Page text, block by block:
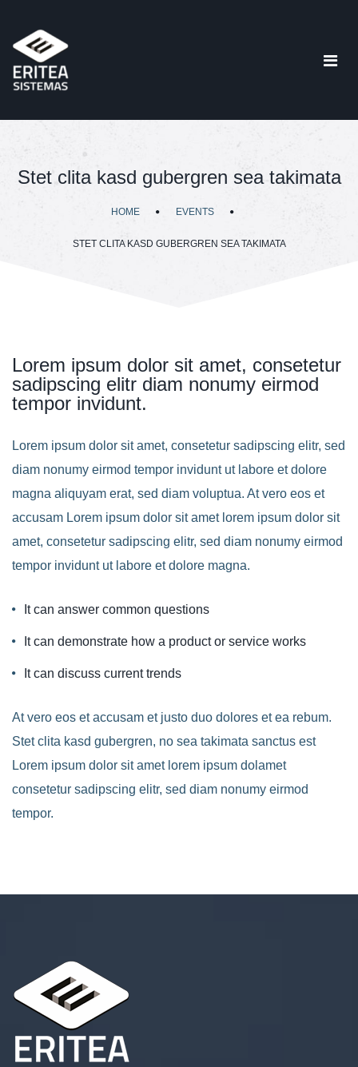
Stet clita kasd gubergren sea takimata
HOME EVENTS
STET CLITA KASD GUBERGREN SEA TAKIMATA
Lorem ipsum dolor sit amet, consetetur
sadipscing elitr diam nonumy eirmod
tempor invidunt.
Lorem ipsum dolor sit amet, consetetur sadipscing elitr, sed
diam nonumy eirmod tempor invidunt ut labore et dolore
magna aliquyam erat, sed diam voluptua. At vero eos et
accusam Lorem ipsum dolor sit amet lorem ipsum dolor sit
amet, consetetur sadipscing elitr, sed diam nonumy eirmod
tempor invidunt ut labore et dolore magna.
It can answer common questions
It can demonstrate how a product or service works
It can discuss current trends
At vero eos et accusam et justo duo dolores et ea rebum.
Stet clita kasd gubergren, no sea takimata sanctus est
Lorem ipsum dolor sit amet lorem ipsum dolamet
consetetur sadipscing elitr, sed diam nonumy eirmod
tempor.